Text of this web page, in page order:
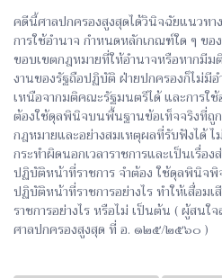
คดีนี้ศาลปกครองสูงสุดได้วินิจฉัยแนวทา
การใช้อำนาจ กำหนดหลักเกณฑ์ใด ๆ ขอ
ขอบเขตกฎหมายที่ให้อำนาจหรือหากมี
งานของรัฐถือปฏิบัติ ฝ่ายปกครองก็ไม่มี
เหนือจากมติคณะรัฐมนตรีได้ และการใ
ต้องใช้ดุลพินิจบนพื้นฐานข้อเท็จจริงที่ถู
กฎหมายและอย่างสมเหตุผลที่รับฟังได้
กระทำผิดนอกเวลาราชการและเป็นเรื่อ
ปฏิบัติหน้าที่ราชการ จำต้อง ใช้ดุลพินิจพิ
ปฏิบัติหน้าที่ราชการอย่างไร ทำให้เสื่อม
ราชการอย่างไร หรือไม่ เป็นต้น ( ผู้สนใ
ศาลปกครองสูงสุด ที่ อ. ๑๒๕/๒๕๖๐ )